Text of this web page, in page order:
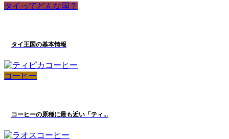
タイってどんな国？
タイ王国の基本情報
コーヒー
コーヒーの原種に最も近い「ティ...